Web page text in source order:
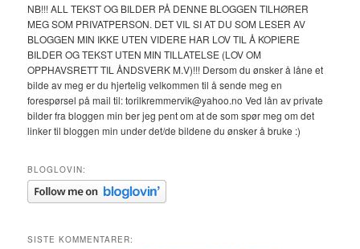
NB!!! ALL TEKST OG BILDER PÅ DENNE BLOGGEN TILHØRER
MEG SOM PRIVATPERSON. DET VIL SI AT DU SOM LESER AV
BLOGGEN MIN IKKE UTEN VIDERE HAR LOV TIL Å KOPIERE
BILDER OG TEKST UTEN MIN TILLATELSE (LOV OM
OPPHAVSRETT TIL ÅNDSVERK M.V)!!! Dersom du ønsker å låne et
bilde av meg er du hjertelig velkommen til å sende meg en
forespørsel på mail til: torilkremmervik@yahoo.no Ved lån av private
bilder fra bloggen min ber jeg pent om at de som spør meg om det
linker til bloggen min under det/de bildene du ønsker å bruke :)
BLOGLOVIN:
SISTE KOMMENTARER: